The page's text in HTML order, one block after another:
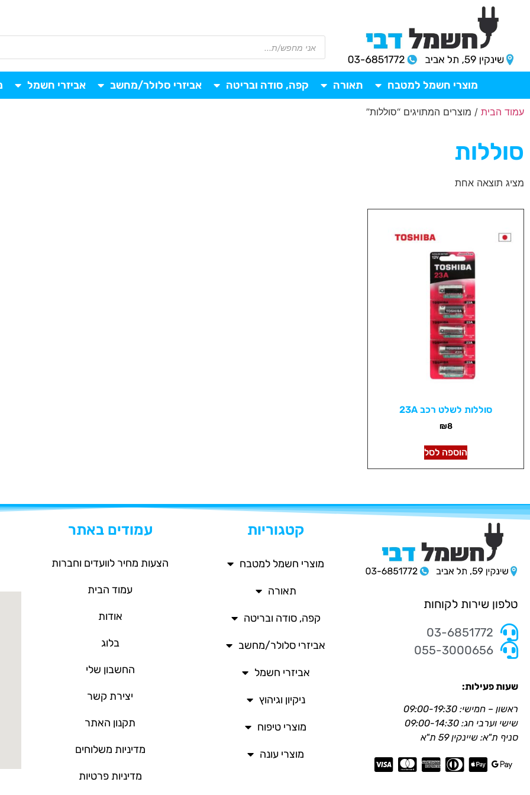
מוצרי חשמל למטבח תאורה קפה, סודה ובריטה אביזרי סלולר/מחשב אביזרי חשמל
עמוד הבית / מוצרים המתויגים “סוללות”
סוללות
מציג תוצאה אחת
סוללות לשלט רכב 23A
₪8
הוספה לסל
טלפון שירות לקוחות
03-6851772
055-3000656
שעות פעילות:
ראשון – חמישי: 09:00-19:30
שישי וערבי חג: 09:00-14:30
סניף ת"א: שיינקין 59 ת"א
קטגוריות
מוצרי חשמל למטבח
תאורה
קפה, סודה ובריטה
אביזרי סלולר/מחשב
אביזרי חשמל
ניקיון וגיהוץ
מוצרי טיפוח
מוצרי עונה
עמודים באתר
הצעות מחיר לוועדים וחברות
עמוד הבית
אודות
בלוג
החשבון שלי
יצירת קשר
תקנון האתר
מדיניות משלוחים
מדיניות פרטיות